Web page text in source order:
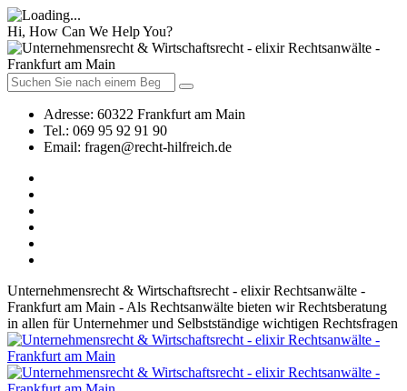
Hi, How Can We Help You?
Adresse: 60322 Frankfurt am Main
Tel.: 069 95 92 91 90
Email: fragen@recht-hilfreich.de
Unternehmensrecht & Wirtschaftsrecht - elixir Rechtsanwälte -
Frankfurt am Main - Als Rechtsanwälte bieten wir Rechtsberatung
in allen für Unternehmer und Selbstständige wichtigen Rechtsfragen